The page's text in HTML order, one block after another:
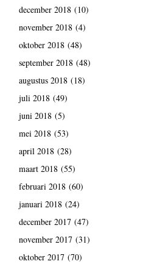
december 2018(10)
november 2018(4)
oktober 2018(48)
september 2018(48)
augustus 2018(18)
juli 2018(49)
juni 2018(5)
mei 2018(53)
april 2018(28)
maart 2018(55)
februari 2018(60)
januari 2018(24)
december 2017(47)
november 2017(31)
oktober 2017(70)